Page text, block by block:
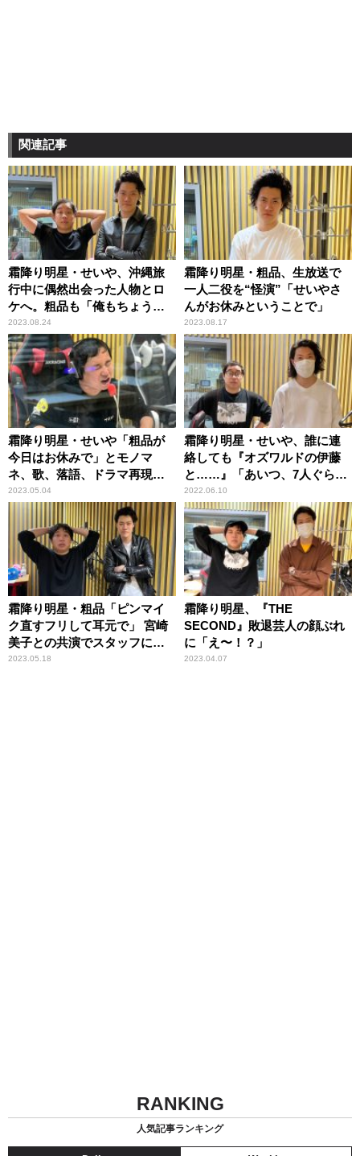
関連記事
霜降り明星・せいや、沖縄旅
行中に偶然出会った人物とロ
ケへ。粗品も「俺もちょう
ど……」
2023.08.24
霜降り明星・粗品、生放送で
一人二役を“怪演”「せいやさ
んがお休みということで」
2023.08.17
霜降り明星・せいや「粗品が
今日はお休みで」とモノマ
ネ、歌、落語、ドラマ再現な
どを披露し孤軍奮闘
2023.05.04
霜降り明星・せいや、誰に連
絡しても『オズワルドの伊藤
と……』「あいつ、7人ぐらい
おる！」
2022.06.10
霜降り明星・粗品「ピンマイ
ク直すフリして耳元で」 宮崎
美子との共演でスタッフに注
意される
2023.05.18
霜降り明星、『THE
SECOND』敗退芸人の顔ぶれ
に「え〜！？」
2023.04.07
RANKING
人気記事ランキング